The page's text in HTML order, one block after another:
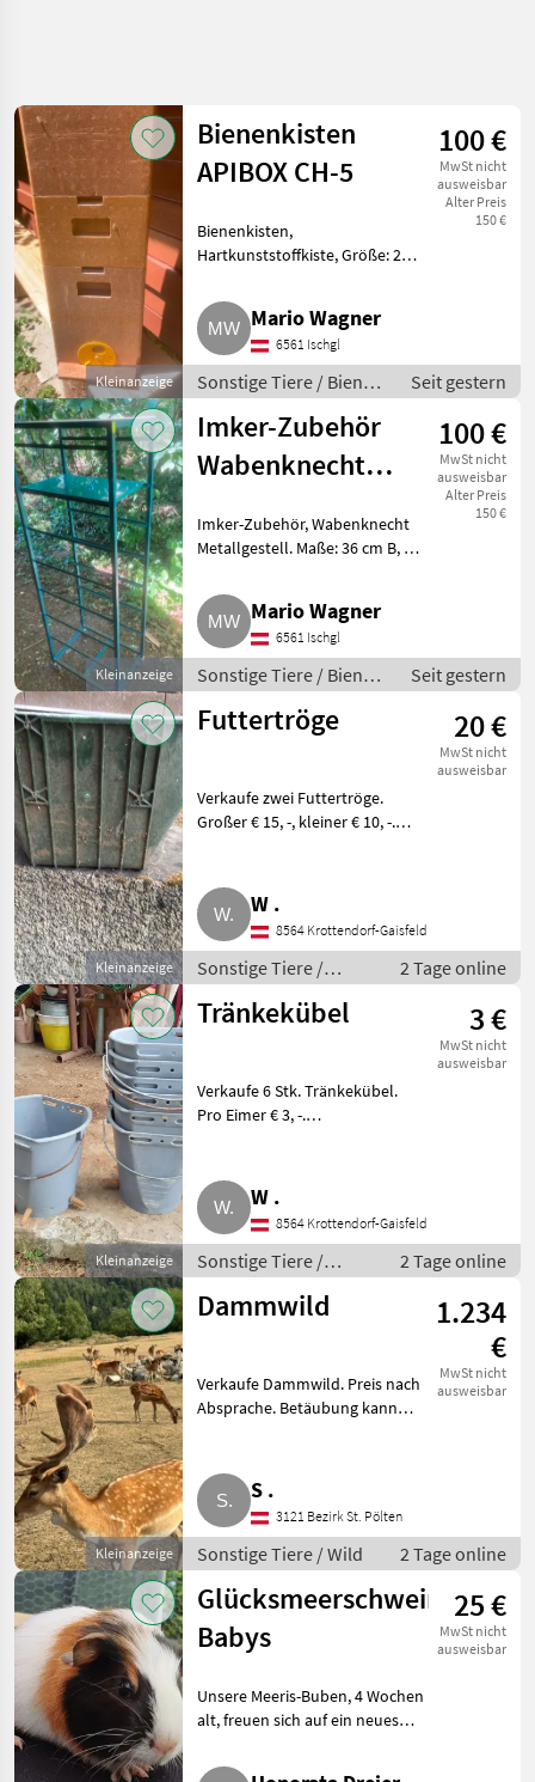
Kleinanzeige
Bienenkisten
APIBOX CH-5
100 €
MwSt nicht
ausweisbar
Alter Preis
150 €
Bienenkisten,
Hartkunststoffkiste, Größe: 28
Gebraucht, guter Zustand.
Sonstige Tiere Bienen und
Imkerei
Mario Wagner
6561 Ischgl
Sonstige Tiere / Bienen
und Imkerei
Seit gestern
Kleinanzeige
Imker-Zubehör
Wabenknecht
100 €
MwSt nicht
ausweisbar
Alter Preis
150 €
Imker-Zubehör, Wabenknecht
Metallgestell. Maße: 36 cm B, 52
Tablett. Gebraucht. Sonstige
Tiere Bienen und Imkerei
Mario Wagner
6561 Ischgl
Sonstige Tiere / Bienen
und Imkerei
Seit gestern
Kleinanzeige
Futtertröge 20 €
MwSt nicht
ausweisbar
Verkaufe zwei Futtertröge.
Großer € 15, -, kleiner € 10, -.
W .
8564 Krottendorf-Gaisfeld
Sonstige Tiere /
Sonstiges
Tierzubehör
2 Tage online
Kleinanzeige
Tränkekübel 3 €
MwSt nicht
ausweisbar
Verkaufe 6 Stk. Tränkekübel.
Pro Eimer € 3, -.
Tierzubehör
W .
8564 Krottendorf-Gaisfeld
Sonstige Tiere /
Sonstiges
Tierzubehör
2 Tage online
Kleinanzeige
Dammwild
1.234
€
MwSt nicht
ausweisbar
Verkaufe Dammwild. Preis nach
Absprache. Betäubung kann
Sonstige Tiere Wild
S .
3121 Bezirk St. Pölten
Sonstige Tiere / Wild 2 Tage online
Glücksmeerschweinchen-
Babys
25 €
MwSt nicht
ausweisbar
Unsere Meeris-Buben, 4 Wochen
alt, freuen sich auf ein neues
miteinander und leben noch in